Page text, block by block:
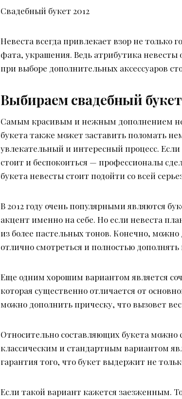
Свадебный букет 2012
Невеста всегда привлекает взор не только
фата, украшения. Ведь атрибутика
при выборе дополнительных аксессуаров
Выбираем свадебный букет
Самым красивым и нежным дополнением
букета также может заставить поломать
увлекательный и интересный процесс.
стоит и беспокоиться — профессионалы
букета невесты стоит подойти со всей
В 2012 году очень популярными являются
акцент именно на себе. Но если невеста
из более пастельных тонов. Конечно,
отлично смотреться и полностью
Еще одним хорошим вариантом является
которая существенно отличается от
можно дополнить прическу, что вызовет
Относительно составляющих букета можно
классическим и стандартным вариантом
гарантия того, что букет выдержит не
Если такой вариант кажется заезженным.